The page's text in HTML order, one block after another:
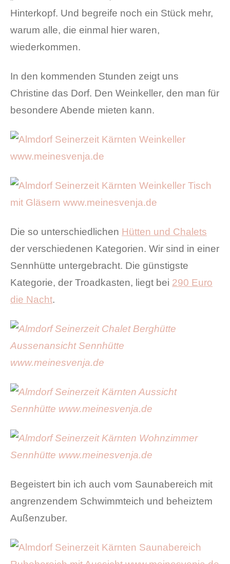
Hinterkopf. Und begreife noch ein Stück mehr,
warum alle, die einmal hier waren,
wiederkommen.
In den kommenden Stunden zeigt uns
Christine das Dorf. Den Weinkeller, den man für
besondere Abende mieten kann.
Die so unterschiedlichen Hütten und Chalets
der verschiedenen Kategorien. Wir sind in einer
Sennhütte untergebracht. Die günstigste
Kategorie, der Troadkasten, liegt bei 290 Euro
die Nacht.
Begeistert bin ich auch vom Saunabereich mit
angrenzendem Schwimmteich und beheiztem
Außenzuber.